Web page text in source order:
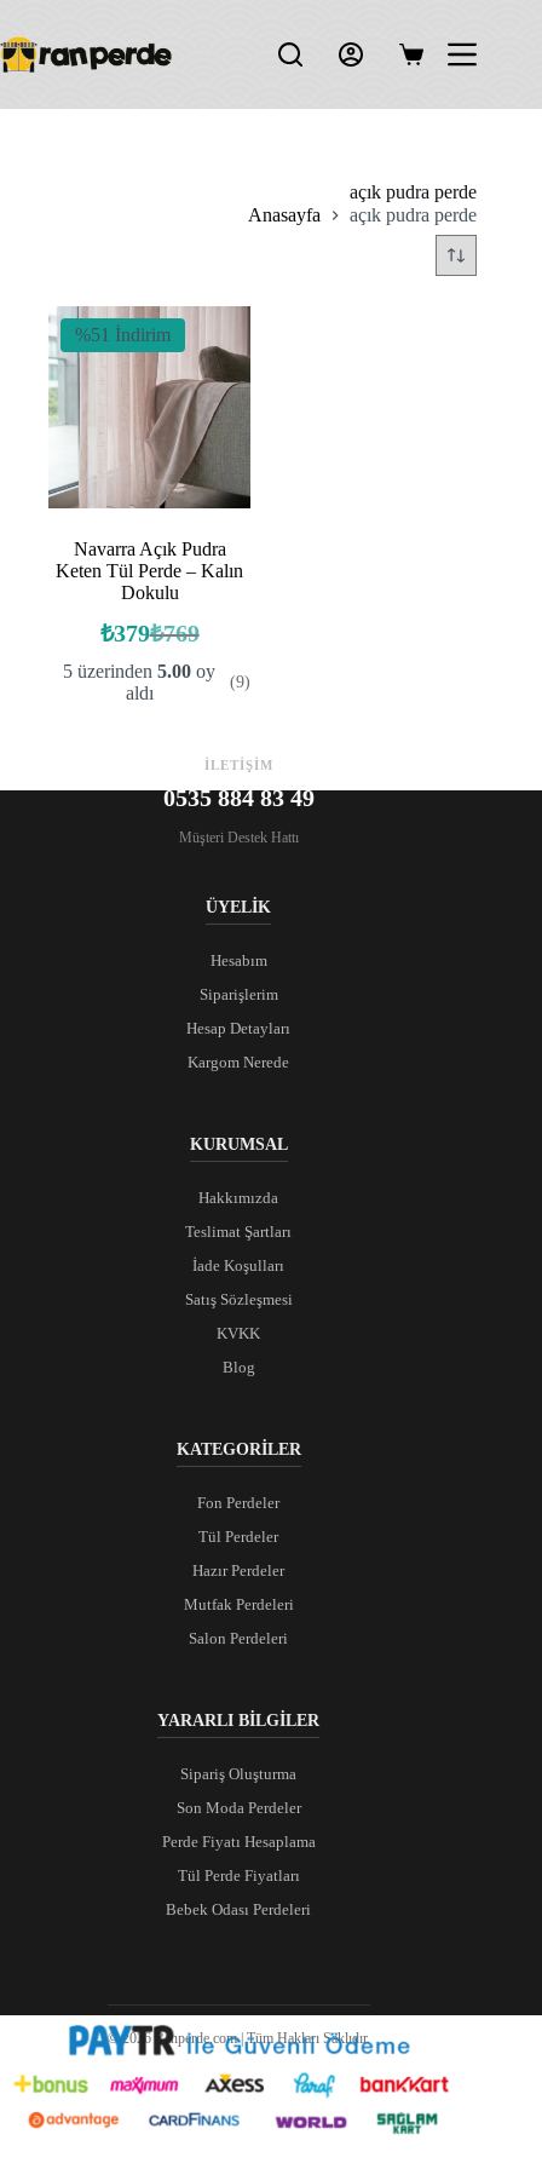
content
Shopping
açık pudra perde
Anasayfa
açık pudra perde
%51 İndirim
Navarra Açık Pudra
Keten Tül Perde – Kalın
Dokulu
₺769
Orijinal
fiyat:
₺769.
₺379Şu
andaki
fiyat:
5 üzerinden5.00 oy
aldı
(9)
İLETİŞİM
0535 884 83 49
Müşteri Destek Hattı
ÜYELİK
Hesabım
Siparişlerim
Hesap Detayları
Kargom Nerede
KURUMSAL
Hakkımızda
Teslimat Şartları
İade Koşulları
Satış Sözleşmesi
KVKK
Blog
KATEGORİLER
Fon Perdeler
Tül Perdeler
Hazır Perdeler
Mutfak Perdeleri
Salon Perdeleri
YARARLI BİLGİLER
Sipariş Oluşturma
Son Moda Perdeler
Perde Fiyatı Hesaplama
Tül Perde Fiyatları
Bebek Odası Perdeleri
© 2026 Ranperde.com | Tüm Hakları Saklıdır.